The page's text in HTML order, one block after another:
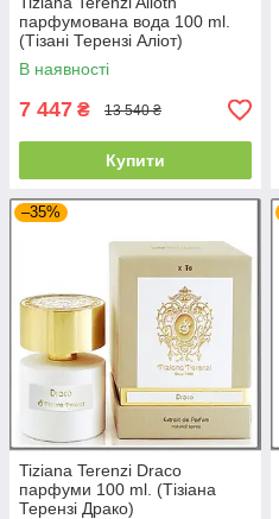
парфумована вода 100 ml.
(Тізані Терензі Аліот)
В наявності
7 447 ₴ 13 540 ₴
Купити
–35%
Tiziana Terenzi Draco
парфуми 100 ml. (Тізіана
Терензі Драко)